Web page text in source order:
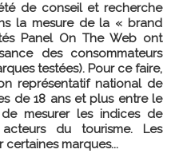
de conseil et recherche
la mesure de la « brand
Panel On The Web ont
des consommateurs
testées). Pour ce faire,
représentatif national de
de 18 ans et plus entre le
mesurer les indices de
du tourisme. Les
marques...